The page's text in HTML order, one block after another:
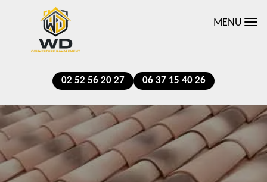
MENU
02 52 56 20 27 06 37 15 40 26